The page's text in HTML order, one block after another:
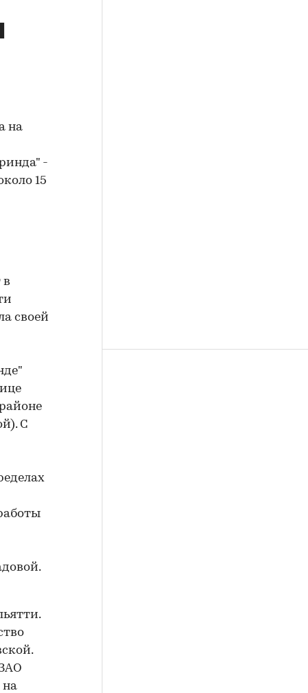
на
-
15
в
своей
С
на